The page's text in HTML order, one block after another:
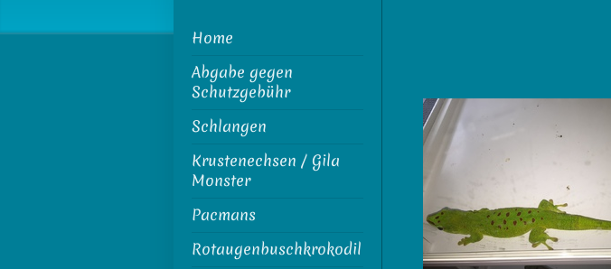
Home
Abgabe gegen
Schutzgebühr
Schlangen
Krustenechsen / Gila
Monster
Pacmans
Rotaugenbuschkrokodil